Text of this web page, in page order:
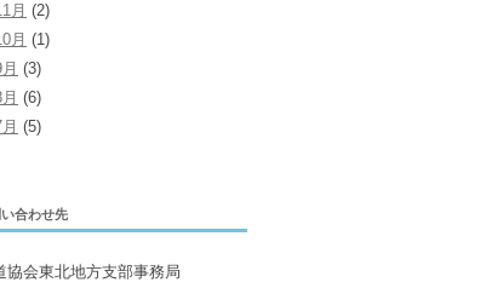
月 (2)
月 (1)
(3)
(6)
(5)
合わせ先
協会東北地方支部事務局